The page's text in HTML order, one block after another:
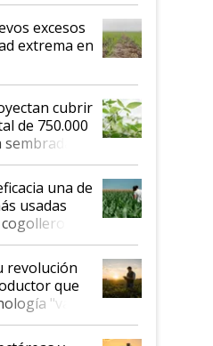
excesos
extrema en
cubrir
de 750.000
de
un
genética y
una de
usadas
El
clave
revolución
que
"va a